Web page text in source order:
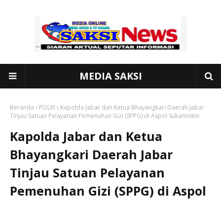
MEDIA SAKSI
Beranda POLRI
Kapolda Jabar dan Ketua Bhayangkari Daerah Jabar
Tinjau Satuan Pelayanan Pemenuhan Gizi (SPPG) di Aspol Sukamiskin
Kapolda Jabar dan Ketua
Bhayangkari Daerah Jabar
Tinjau Satuan Pelayanan
Pemenuhan Gizi (SPPG) di Aspol